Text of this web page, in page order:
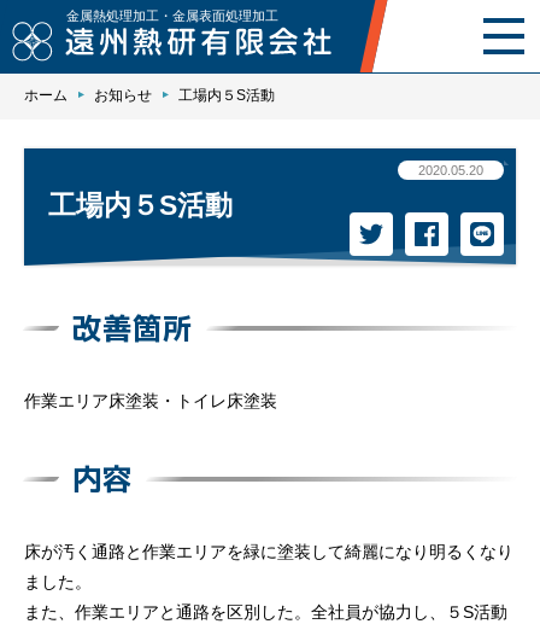
金属熱処理加工・金属表面処理加工
ホーム
会社案内
ホーム お知らせ 工場内５S活動
工場内５S活動
2020.05.20
改善箇所
作業エリア床塗装・トイレ床塗装
内容
床が汚く通路と作業エリアを緑に塗装して綺麗になり明るくなり
ました。
また、作業エリアと通路を区別した。全社員が協力し、５S活動